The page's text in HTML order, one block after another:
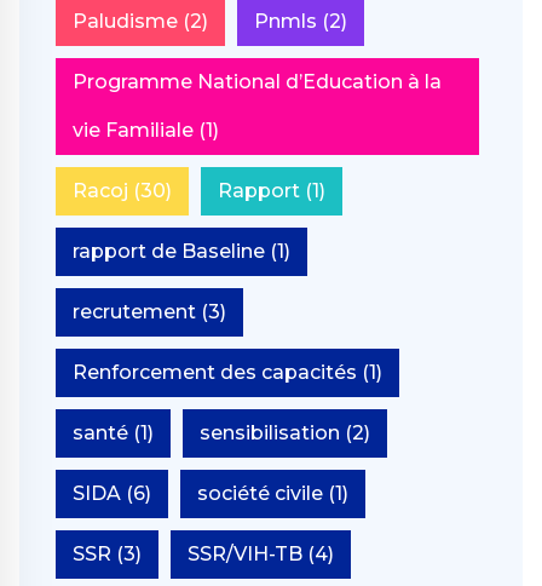
Paludisme (2) Pnmls (2)
Programme National d’Education à la
vie Familiale (1)
Racoj (30) Rapport (1)
rapport de Baseline (1)
recrutement (3)
Renforcement des capacités (1)
santé (1) sensibilisation (2)
SIDA (6) société civile (1)
SSR (3) SSR/VIH-TB (4)